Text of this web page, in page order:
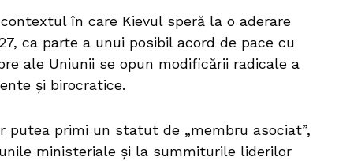
în care Kievul speră la o aderare
ca parte a unui posibil acord de pace cu
ale Uniunii se opun modificării radicale a
și birocratice.
putea primi un statut de „membru asociat”,
ministeriale și la summiturile liderilor